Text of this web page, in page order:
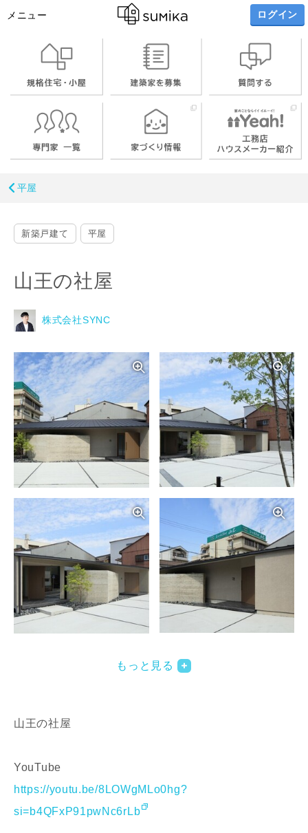
メニュー ログイン
平屋
新築戸建て 平屋
山王の社屋
株式会社SYNC
写真を拡大する
写真を拡大する
写真を拡大する
もっと見る
山王の社屋
YouTube
https://youtu.be/8LOWgMLo0hg?
si=b4QFxP91pwNc6rLb